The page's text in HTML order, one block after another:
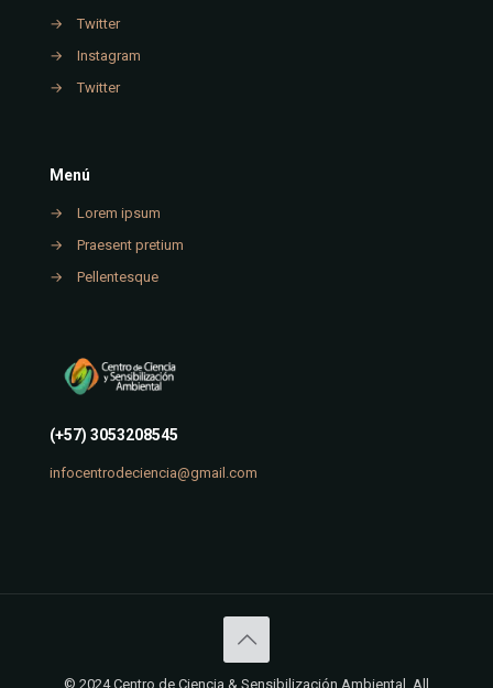
→
Twitter
→
Instagram
→
Twitter
Menú
→
Lorem ipsum
→
Praesent pretium
→
Pellentesque
(+57) 3053208545
infocentrodeciencia@gmail.com
© 2024 Centro de Ciencia & Sensibilización Ambiental. All